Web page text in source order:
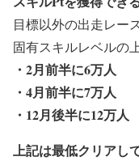
目標以外の出走レー
固有スキルレベルの
・2月前半に6万人
・4月前半に7万人
・12月後半に12万人
上記は最低クリアし